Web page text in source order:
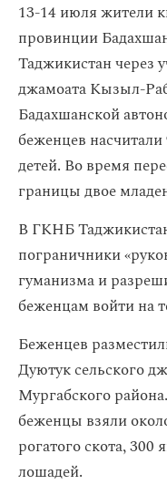
13-14 июля жители
провинции
Таджикистан через
джамоата Кызыл-
Бадахшанской
беженцев
детей. Во время
границы двое
В ГКНБ
пограничники
гуманизма и
беженцам войти на
Беженцев
Дуютук сельского
Мургабского
беженцы взяли
рогатого скота, 300
лошадей.